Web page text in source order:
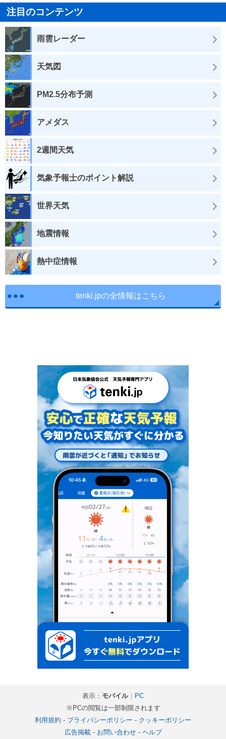
注目のコンテンツ
雨雲レーダー
天気図
PM2.5分布予測
アメダス
2週間天気
気象予報士のポイント解説
世界天気
地震情報
熱中症情報
tenki.jpの全情報はこちら
表示： モバイル｜ PC
※PCの閲覧は一部制限されます
利用規約 - プライバシーポリシー - クッキーポリシー
広告掲載- お問い合わせ- ヘルプ